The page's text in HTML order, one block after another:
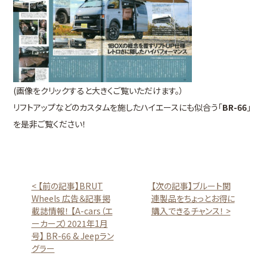
(画像をクリックすると大きくご覧いただけます。）
リフトアップなどのカスタムを施したハイエースにも似合う「BR-66 」
を是非ご覧ください！
< 【前の記事】BRUT
Wheels 広告＆記事掲
載誌情報！ 【A-cars（エ
ーカーズ）2021年1月
号】 BR-66 & Jeepラン
グラー
【次の記事】ブルート関
連製品をちょっとお得に
購入できるチャンス！ >